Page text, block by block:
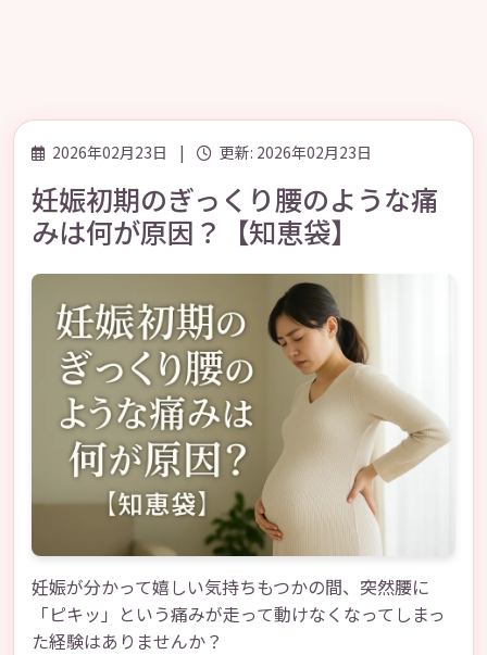
2026年02月23日 | 更新: 2026年02月23日
妊娠初期のぎっくり腰のような痛
みは何が原因？【知恵袋】
妊娠が分かって嬉しい気持ちもつかの間、突然腰に
「ピキッ」という痛みが走って動けなくなってしまっ
た経験はありませんか？